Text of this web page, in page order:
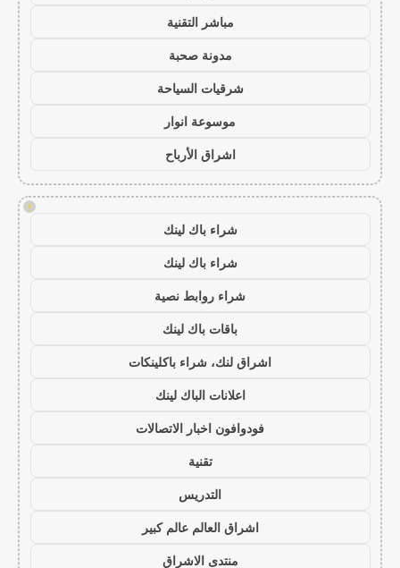
مباشر التقنية
مدونة صحبة
شرقيات السياحة
موسوعة انوار
اشراق الأرباح
!
شراء باك لينك
شراء باك لينك
شراء روابط نصية
باقات باك لينك
اشراق لنك، شراء باكلينكات
اعلانات الباك لينك
فودوافون اخبار الاتصالات
تقنية
التدريس
اشراق العالم عالم كبير
منتدى الاشراق